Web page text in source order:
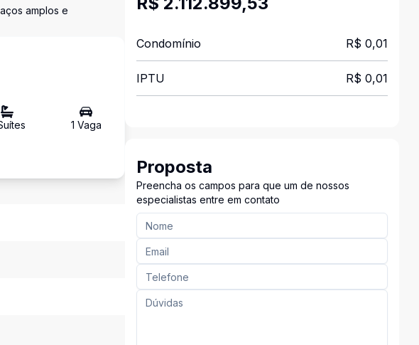
amplos e
s 1 Vaga
Condomínio R$ 0,01
IPTU R$ 0,01
Proposta
Preencha os campos para que um de nossos
especialistas entre em contato